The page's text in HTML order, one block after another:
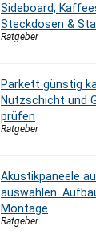
Sideboard,
Steckdosen &
Ratgeber
Parkett günstig
Nutzschicht und
prüfen
Ratgeber
Akustikpaneele
auswählen:
Montage
Ratgeber